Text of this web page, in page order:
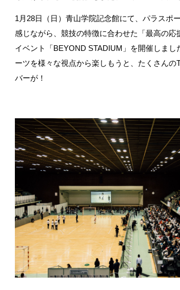
1月28日（日）青山学院記念館にて、パラスポ
感じながら、競技の特徴に合わせた「最高の応
イベント「BEYOND STADIUM」を開催しまし
ーツを様々な視点から楽しもうと、たくさんの
バーが！